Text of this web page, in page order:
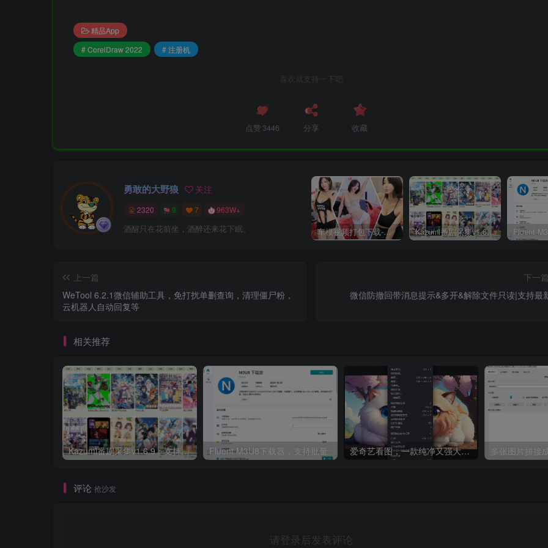
精品App
# CorelDraw 2022
# 注册机
喜欢就支持一下吧
点赞 3446 分享 收藏
勇敢的大野狼 关注
2320 9 7 963W+
酒醒只在花前坐，酒醉还来花下眠。 车模视频打包下载-高清无水印版 Kazumi番剧采集v1.6.9：支持自定义规则+在线观看+弹幕，跨平台下载
上一篇
WeTool 6.2.1微信辅助工具，免打扰单删查询，清理僵尸粉，
云机器人自动回复等
下一篇
微信防撤回带消息提示&多开&解除文件只读|支持最
相关推荐
Kazumi番剧采集v1.6.9：支持自定义规则+在线观看+弹幕，跨平台下载 Fluent M3U8下载器，支持批量 爱奇艺看图，一款纯净又强大的看图工具 多张图片拼接
评论 抢沙发
请登录后发表评论